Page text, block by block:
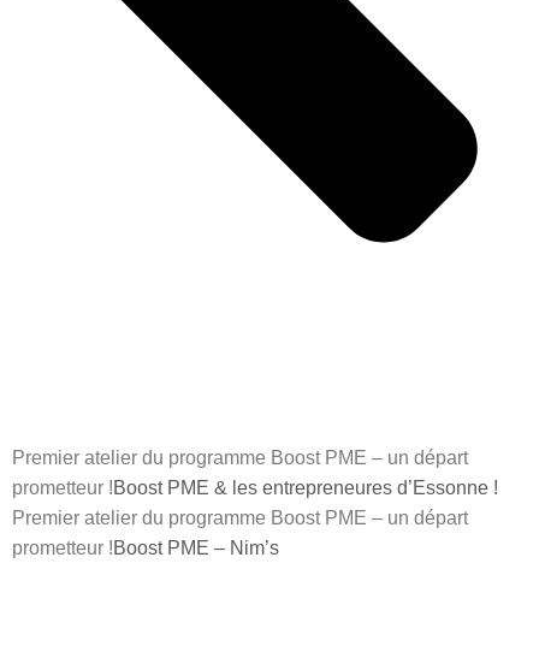
Premier atelier du programme Boost PME – un départ
prometteur !Boost PME & les entrepreneures d’Essonne !
Premier atelier du programme Boost PME – un départ
prometteur !Boost PME – Nim’s